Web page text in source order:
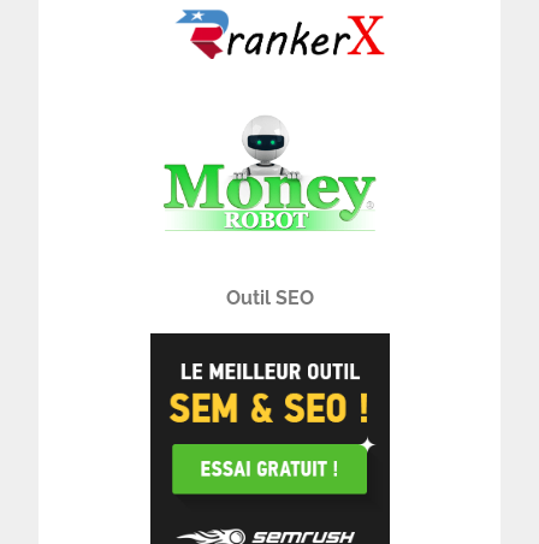
Outil SEO